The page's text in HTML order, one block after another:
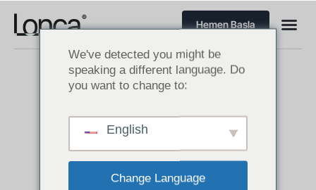
Hemen Başla
ABD Çelik Döküm Sektörü
Amerika’da Makine Sektörü Sektör Raporları
We've detected you might be
speaking a different language. Do
you want to change to:
English
Change Language